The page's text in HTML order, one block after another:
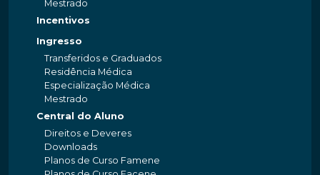
Mestrado
Incentivos
Ingresso
Transferidos e Graduados
Residência Médica
Especialização Médica
Mestrado
Central do Aluno
Direitos e Deveres
Downloads
Planos de Curso Famene